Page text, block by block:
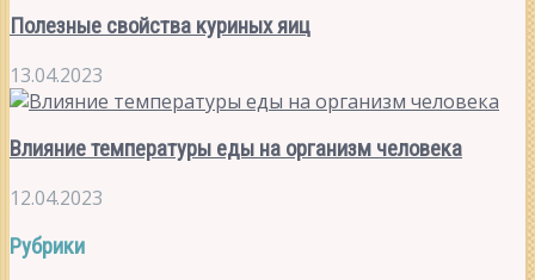
Полезные свойства куриных яиц
13.04.2023
Влияние температуры еды на организм человека
12.04.2023
Рубрики